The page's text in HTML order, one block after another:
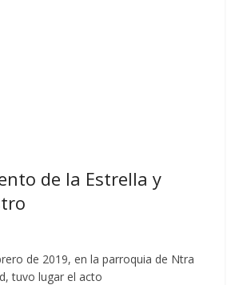
de la Estrella y
de 2019, en la parroquia de Ntra
tuvo lugar el acto